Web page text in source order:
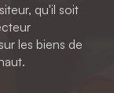
qu'il soit
les biens de